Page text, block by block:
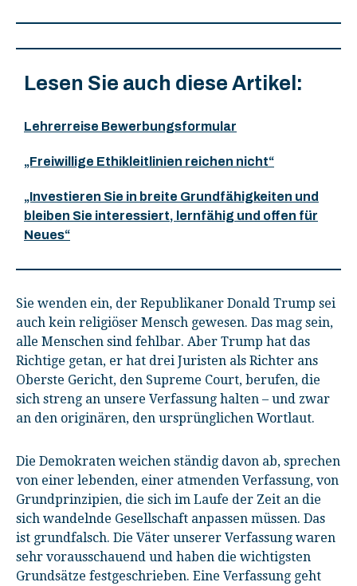
Lesen Sie auch diese Artikel:
Lehrerreise Bewerbungsformular
„Freiwillige Ethikleitlinien reichen nicht“
„Investieren Sie in breite Grundfähigkeiten und
bleiben Sie interessiert, lernfähig und offen für
Neues“
Sie wenden ein, der Republikaner Donald Trump sei
auch kein religiöser Mensch gewesen. Das mag sein,
alle Menschen sind fehlbar. Aber Trump hat das
Richtige getan, er hat drei Juristen als Richter ans
Oberste Gericht, den Supreme Court, berufen, die
sich streng an unsere Verfassung halten – und zwar
an den originären, den ursprünglichen Wortlaut.
Die Demokraten weichen ständig davon ab, sprechen
von einer lebenden, einer atmenden Verfassung, von
Grundprinzipien, die sich im Laufe der Zeit an die
sich wandelnde Gesellschaft anpassen müssen. Das
ist grundfalsch. Die Väter unserer Verfassung waren
sehr vorausschauend und haben die wichtigsten
Grundsätze festgeschrieben. Eine Verfassung geht